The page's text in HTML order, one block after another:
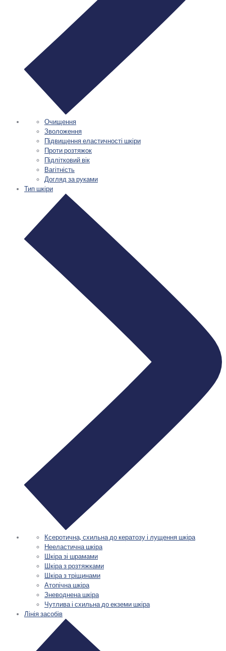
Очищення
Зволоження
Підвищення еластичності шкіри
Проти розтяжок
Підлітковий вік
Вагітність
Догляд за руками
Тип шкіри
Ксеротична, схильна до кератозу і лущення шкіра
Нееластична шкіра
Шкіра зі шрамами
Шкіра з розтяжками
Шкіра з тріщинами
Атопічна шкіра
Зневоднена шкіра
Чутлива і схильна до екземи шкіра
Лінія засобів